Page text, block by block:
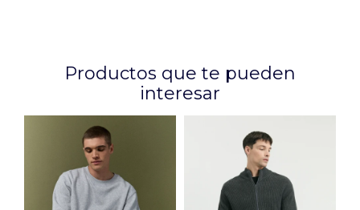
Productos que te pueden
interesar